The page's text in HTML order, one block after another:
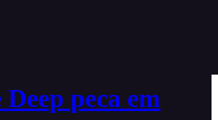
peca em